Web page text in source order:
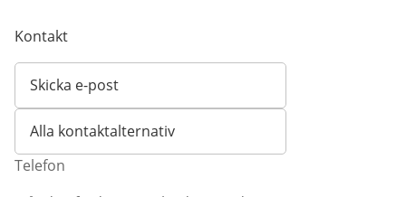
Kontakt
Skicka e-post
Öppnar e-postklient
Alla kontaktalternativ
Telefon